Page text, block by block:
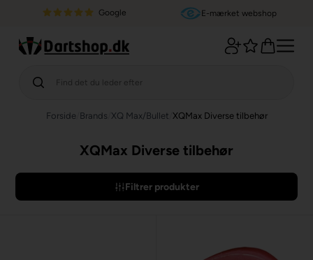
Google E-mærket webshop
Forside Brands XQ Max/Bullet XQMax Diverse tilbehør
XQMax Diverse tilbehør
Filtrer produkter